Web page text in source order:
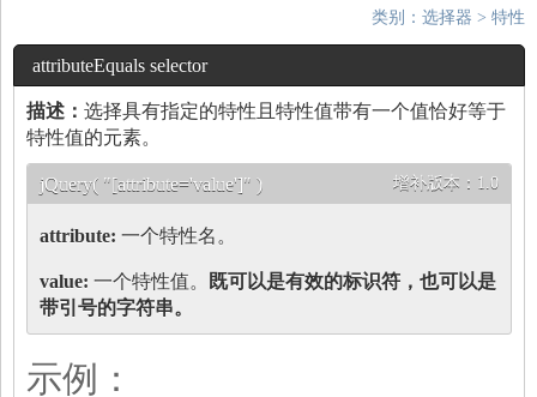
类别： 选择器 > 特性
attributeEquals selector
描述： 选择具有指定的特性且特性值带有一个值恰好等于
特性值的元素。
增补版本： 1.0
jQuery( "[attribute='value']" )
attribute: 一个特性名。
value: 一个特性值。 既可以是有效的标识符 ，也可以是
带引号的字符串。
示例：